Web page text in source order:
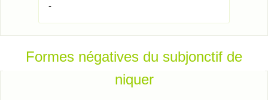
-
Formes négatives du subjonctif de
niquer